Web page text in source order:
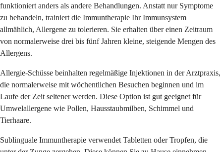
funktioniert anders als andere Behandlungen. Anstatt nur Symptome
zu behandeln, trainiert die Immuntherapie Ihr Immunsystem
allmählich, Allergene zu tolerieren. Sie erhalten über einen Zeitraum
von normalerweise drei bis fünf Jahren kleine, steigende Mengen des
Allergens.
Allergie-Schüsse beinhalten regelmäßige Injektionen in der Arztpraxis,
die normalerweise mit wöchentlichen Besuchen beginnen und im
Laufe der Zeit seltener werden. Diese Option ist gut geeignet für
Umwelallergene wie Pollen, Hausstaubmilben, Schimmel und
Tierhaare.
Sublinguale Immuntherapie verwendet Tabletten oder Tropfen, die